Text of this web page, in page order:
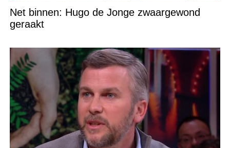
Net binnen: Hugo de Jonge zwaargewond
geraakt